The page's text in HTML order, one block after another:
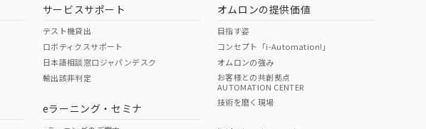
サービスサポート
テスト機貸出
ロボティクスサポート
日本語相談窓口ジャパンデスク
輸出該非判定
eラーニング・セミナ
オムロンの提供価値
目指す姿
コンセプト「i-Automation!」
オムロンの強み
お客様との共創拠点
AUTOMATION CENTER
技術を磨く現場